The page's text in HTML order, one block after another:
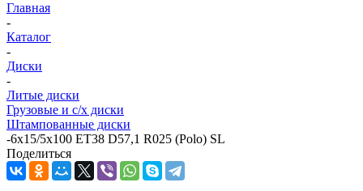
Главная
-
Каталог
-
Диски
-
Литые диски
Грузовые и с/х диски
Штампованные диски
-6x15/5x100 ET38 D57,1 R025 (Polo) SL
Поделиться